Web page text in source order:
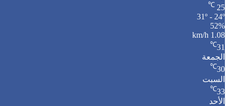
25
℃
31º - 24º
52%
1.08 km/h
31
℃
الجمعة
30
℃
السبت
33
℃
الأحد